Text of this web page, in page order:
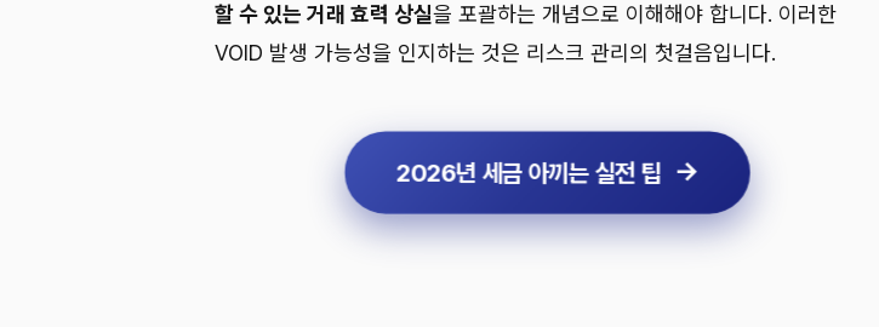
할 수 있는 거래 효력 상실을 포괄하는 개념으로 이해해야 합니다. 이러한
VOID 발생 가능성을 인지하는 것은 리스크 관리의 첫걸음입니다.
2026년 세금 아끼는 실전 팁